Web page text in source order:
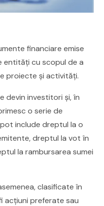
financiare emise
entități cu scopul de a
proiecte și activități.
devin investitori și, în
o serie de
include dreptul la o
dreptul la vot în
la rambursarea sumei
clasificate în
acțiuni preferate sau